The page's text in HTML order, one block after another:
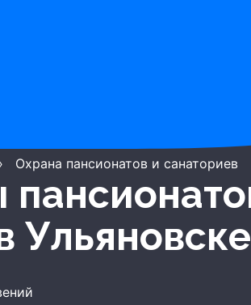
› Охрана пансионатов и санаториев
Ульяновске